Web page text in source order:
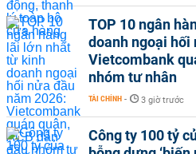
TOP 10 ngân
doanh ngoại hối
Vietcombank
nhóm tư nhân
TÀI CHÍNH - 3 giờ trước
Công ty 100 tỷ